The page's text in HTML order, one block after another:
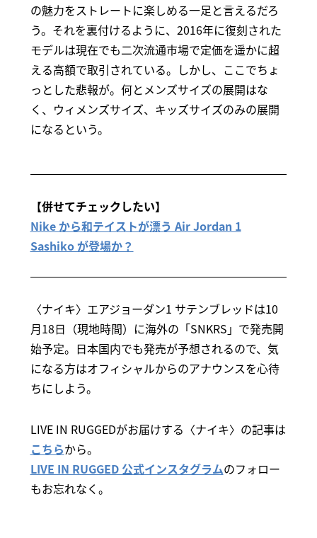
の魅力をストレートに楽しめる一足と言えるだろ
う。それを裏付けるように、2016年に復刻された
モデルは現在でも二次流通市場で定価を遥かに超
える高額で取引されている。しかし、ここでちょ
っとした悲報が。何とメンズサイズの展開はな
く、ウィメンズサイズ、キッズサイズのみの展開
になるという。
【併せてチェックしたい】
Nike から和テイストが漂う Air Jordan 1
Sashiko が登場か？
〈ナイキ〉エアジョーダン1 サテンブレッドは10
月18日（現地時間）に海外の「SNKRS」で発売開
始予定。日本国内でも発売が予想されるので、気
になる方はオフィシャルからのアナウンスを心待
ちにしよう。
LIVE IN RUGGEDがお届けする〈ナイキ〉の記事は
こちらから。
LIVE IN RUGGED 公式インスタグラムのフォロー
もお忘れなく。